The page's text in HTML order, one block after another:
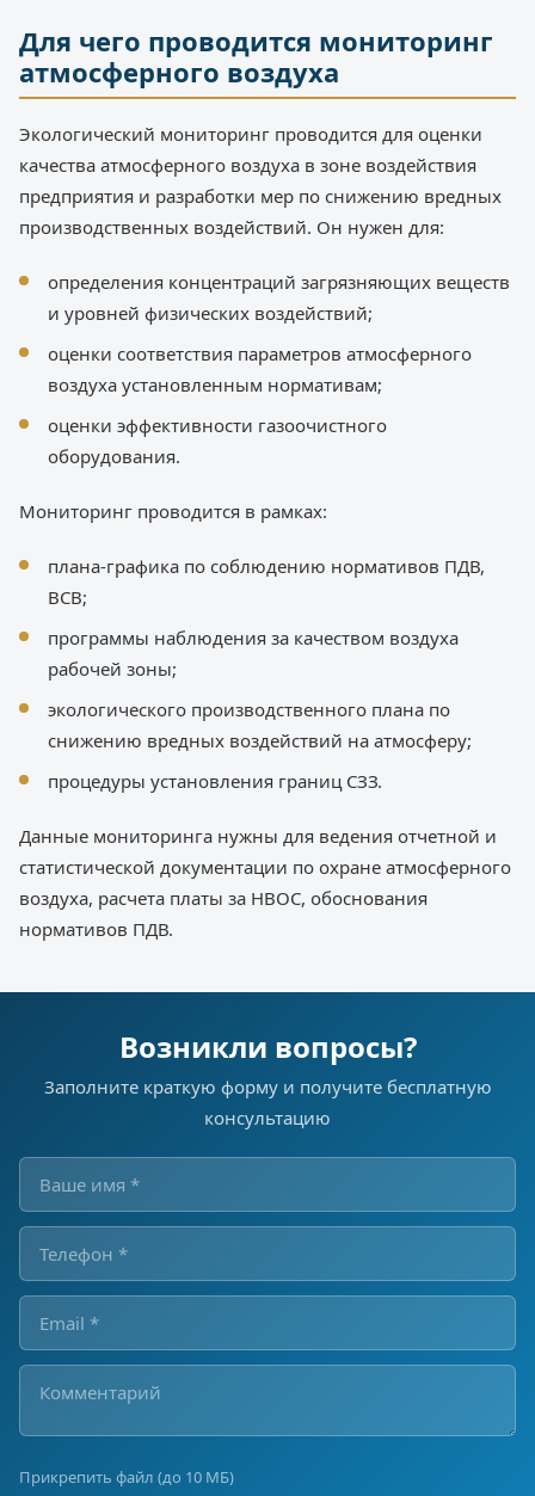
Для чего проводится мониторинг
атмосферного воздуха
Экологический мониторинг проводится для оценки
качества атмосферного воздуха в зоне воздействия
предприятия и разработки мер по снижению вредных
производственных воздействий. Он нужен для:
определения концентраций загрязняющих веществ
и уровней физических воздействий;
оценки соответствия параметров атмосферного
воздуха установленным нормативам;
оценки эффективности газоочистного
оборудования.
Мониторинг проводится в рамках:
плана-графика по соблюдению нормативов ПДВ,
ВСВ;
программы наблюдения за качеством воздуха
рабочей зоны;
экологического производственного плана по
снижению вредных воздействий на атмосферу;
процедуры установления границ СЗЗ.
Данные мониторинга нужны для ведения отчетной и
статистической документации по охране атмосферного
воздуха, расчета платы за НВОС, обоснования
нормативов ПДВ.
Возникли вопросы?
Заполните краткую форму и получите бесплатную
консультацию
Прикрепить файл (до 10 МБ)